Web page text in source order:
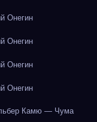
Онегин
Онегин
Онегин
Онегин
Камю — Чума